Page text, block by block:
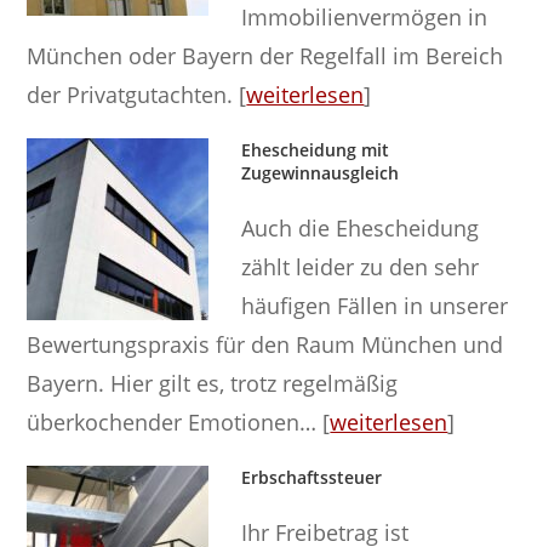
Immobilienvermögen in
München oder Bayern der Regelfall im Bereich
der Privatgutachten. [weiterlesen]
Ehescheidung mit
Zugewinnausgleich
Auch die Ehescheidung
zählt leider zu den sehr
häufigen Fällen in unserer
Bewertungspraxis für den Raum München und
Bayern. Hier gilt es, trotz regelmäßig
überkochender Emotionen… [weiterlesen]
Erbschaftssteuer
Ihr Freibetrag ist